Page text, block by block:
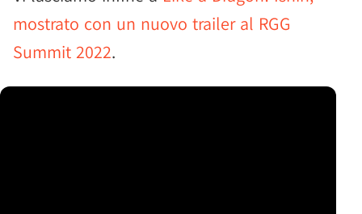
mostrato con un nuovo trailer al RGG
Summit 2022.